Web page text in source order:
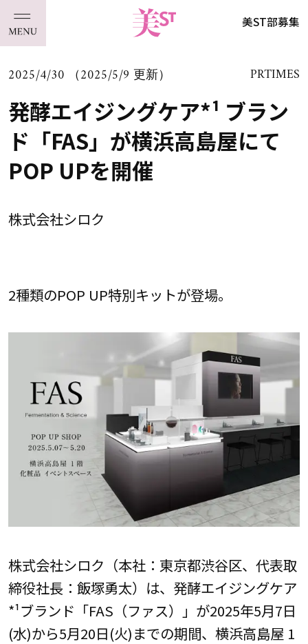
美ST部募集
2025/4/30 （2025/5/9 更新） PRTIMES
発酵エイジングケア*¹ ブラン
ド「FAS」が横浜高島屋にて
POP UPを開催
株式会社シロク
2種類のPOP UP特別キットが登場。
株式会社シロク（本社：東京都渋谷区、代表取
締役社長：飯塚勇太）は、発酵エイジングケア
*¹ブランド「FAS（ファス）」が2025年5月7日
(水)から5月20日(火)までの期間、横浜高島屋 1